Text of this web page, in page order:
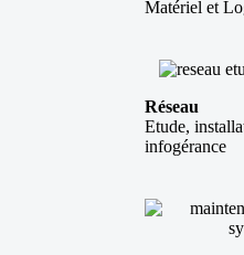
Matériel et
Réseau
Etude,
infogérance